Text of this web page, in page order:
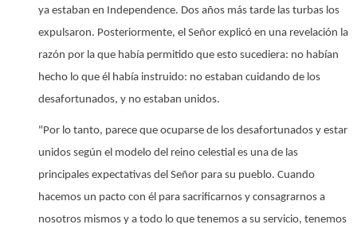
ya estaban en Independence. Dos años más tarde las turbas los
expulsaron. Posteriormente, el Señor explicó en una revelación la
razón por la que había permitido que esto sucediera: no habían
hecho lo que él había instruido: no estaban cuidando de los
desafortunados, y no estaban unidos.
"Por lo tanto, parece que ocuparse de los desafortunados y estar
unidos según el modelo del reino celestial es una de las
principales expectativas del Señor para su pueblo. Cuando
hacemos un pacto con él para sacrificarnos y consagrarnos a
nosotros mismos y a todo lo que tenemos a su servicio, tenemos